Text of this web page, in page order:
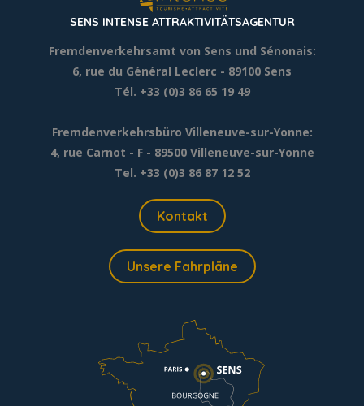
SENS INTENSE ATTRAKTIVITÄTSAGENTUR
Fremdenverkehrsamt von Sens und Sénonais:
6, rue du Général Leclerc - 89100 Sens
Tél. +33 (0)3 86 65 19 49
Fremdenverkehrsbüro Villeneuve-sur-Yonne:
4, rue Carnot - F - 89500 Villeneuve-sur-Yonne
Tel. +33 (0)3 86 87 12 52
Kontakt
Unsere Fahrpläne